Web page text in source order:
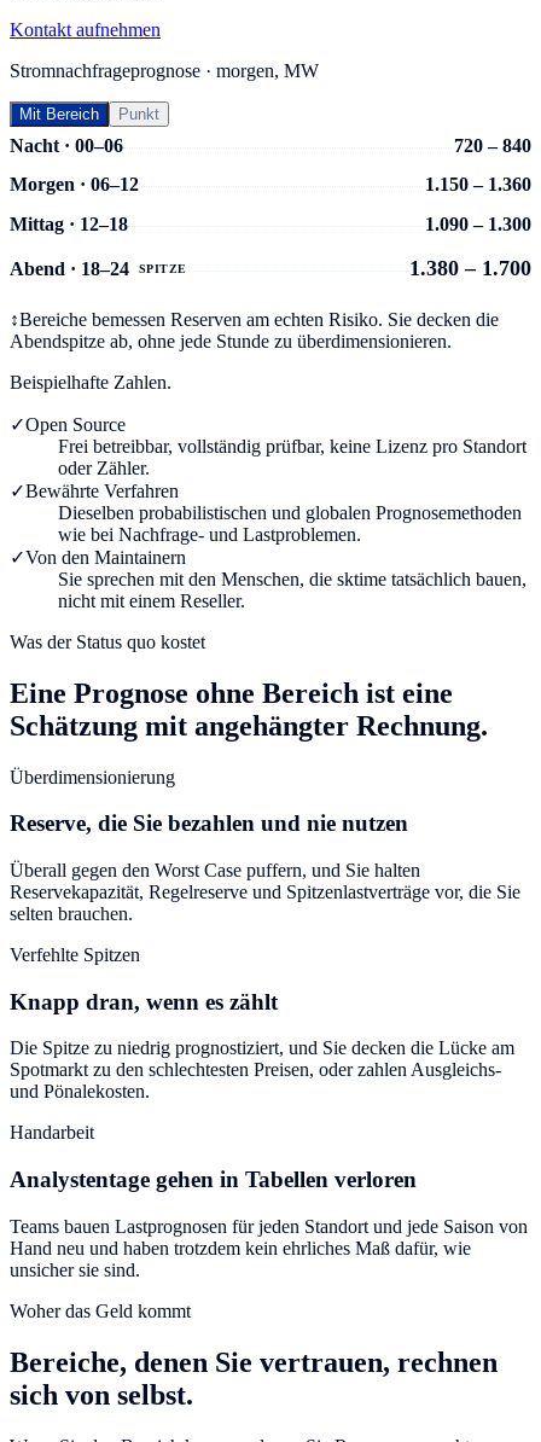
Kontakt aufnehmen
Stromnachfrageprognose · morgen, MW
Mit Bereich Punkt
Nacht · 00–06
720 – 840
Morgen · 06–12
1.150 – 1.360
Mittag · 12–18
1.090 – 1.300
Abend · 18–24 SPITZE 1.380 – 1.700
↕Bereiche bemessen Reserven am echten Risiko. Sie decken die
Abendspitze ab, ohne jede Stunde zu überdimensionieren.
Beispielhafte Zahlen.
✓Open Source
Frei betreibbar, vollständig prüfbar, keine Lizenz pro Standort
oder Zähler.
✓Bewährte Verfahren
Dieselben probabilistischen und globalen Prognosemethoden
wie bei Nachfrage- und Lastproblemen.
✓Von den Maintainern
Sie sprechen mit den Menschen, die sktime tatsächlich bauen,
nicht mit einem Reseller.
Was der Status quo kostet
Eine Prognose ohne Bereich ist eine
Schätzung mit angehängter Rechnung.
Überdimensionierung
Reserve, die Sie bezahlen und nie nutzen
Überall gegen den Worst Case puffern, und Sie halten
Reservekapazität, Regelreserve und Spitzenlastverträge vor, die Sie
selten brauchen.
Verfehlte Spitzen
Knapp dran, wenn es zählt
Die Spitze zu niedrig prognostiziert, und Sie decken die Lücke am
Spotmarkt zu den schlechtesten Preisen, oder zahlen Ausgleichs-
und Pönalekosten.
Handarbeit
Analystentage gehen in Tabellen verloren
Teams bauen Lastprognosen für jeden Standort und jede Saison von
Hand neu und haben trotzdem kein ehrliches Maß dafür, wie
unsicher sie sind.
Woher das Geld kommt
Bereiche, denen Sie vertrauen, rechnen
sich von selbst.